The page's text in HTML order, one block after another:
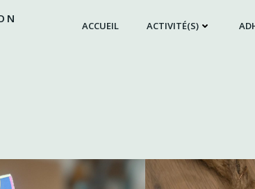
ACCUEIL ACTIVITÉ(S)